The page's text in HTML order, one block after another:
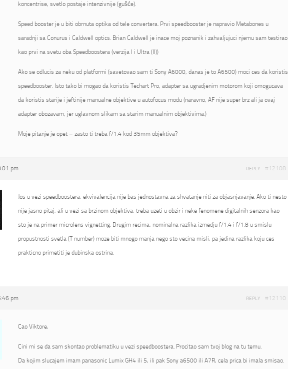
koncentrise, svetlo postaje intenzivnije (gušće).
Speed booster je u biti obrnuta optika od tele convertera. Prvi speedbooster je napravio Metabones u
saradnji sa Conurus i Caldwell optics. Brian Caldwell je inace moj poznanik i zahvaljujuci njemu sam testirao
kao prvi na svetu oba Speedboostera (verzija I i Ultra (II))
Ako se odlucis za neku od platformi (savetovao sam ti Sony A6000, danas je to A6500) moci ces da koristis
speedbooster. Isto tako bi mogao da koristis Techart Pro, adapter sa ugradjenim motorom koji omogucava
da koristis starije i jeftinije manualne objektive u autofocus modu (naravno, AF nije super brz ali ja ovaj
adapter obozavam, jer uglavnom slikam sa starim manualnim objektivima.)
Moje pitanje je opet – zasto ti treba f/1.4 kod 35mm objektiva?
pm #12108
REPLY
Jos u vezi speedboostera, ekvivalencija nije bas jednostavna za shvatanje niti za objasnjavanje. Ako ti nesto
nije jasno pitaj, ali u vezi sa brzinom objektiva, treba uzeti u obzir i neke fenomene digitalnih senzora kao
sto je na primer microlens vignetting. Drugim recima, nominalna razlika izmedju f/1.4 i f/1.8 u smislu
propustnosti svetla (T number) moze biti mnogo manja nego sto vecina misli, pa jedina razlika koju ces
prakticno primetiti je dubinska ostrina.
pm #12110
REPLY
Cao Viktore,
Cini mi se da sam skontao problematiku u vezi speedboostera. Procitao sam tvoj blog na tu temu.
Da kojim slucajem imam panasonic Lumix GH4 ili 5, ili pak Sony a6500 ili A7R, cela prica bi imala smisao.